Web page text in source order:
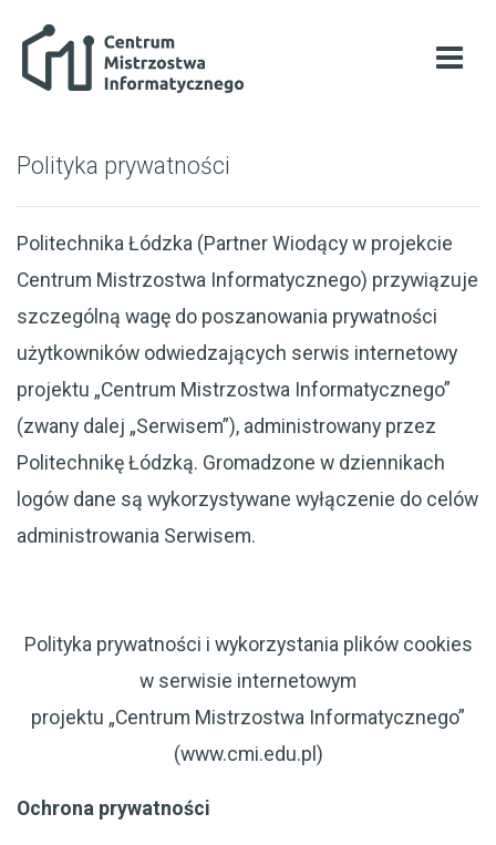
Polityka prywatności
Politechnika Łódzka (Partner Wiodący w projekcie
Centrum Mistrzostwa Informatycznego) przywiązuje
szczególną wagę do poszanowania prywatności
użytkowników odwiedzających serwis internetowy
projektu „Centrum Mistrzostwa Informatycznego”
(zwany dalej „Serwisem”), administrowany przez
Politechnikę Łódzką. Gromadzone w dziennikach
logów dane są wykorzystywane wyłączenie do celów
administrowania Serwisem.
Polityka prywatności i wykorzystania plików cookies
w serwisie internetowym
projektu „Centrum Mistrzostwa Informatycznego”
(www.cmi.edu.pl)
Ochrona prywatności